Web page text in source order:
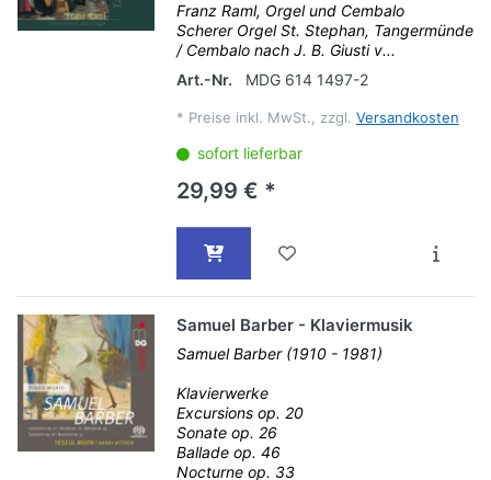
Franz Raml, Orgel und Cembalo
Scherer Orgel St. Stephan, Tangermünde
/ Cembalo nach J. B. Giusti v...
Art.-Nr.
MDG 614 1497-2
* Preise inkl. MwSt., zzgl. Versandkosten
sofort lieferbar
29,99 € *
Samuel Barber - Klaviermusik
Samuel Barber (1910 - 1981)
Klavierwerke
Excursions op. 20
Sonate op. 26
Ballade op. 46
Nocturne op. 33